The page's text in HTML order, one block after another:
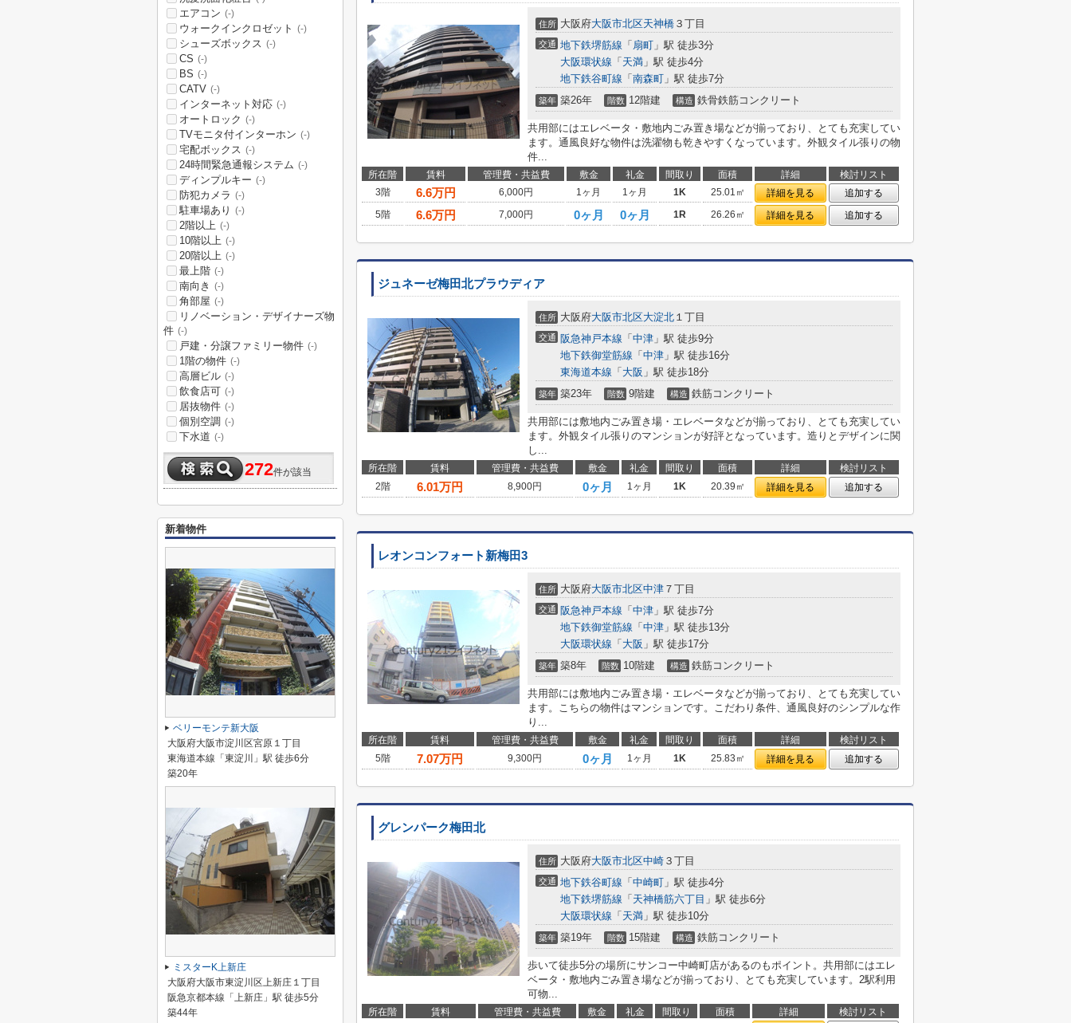
住所 大阪府大阪市北区天神橋 ３丁目
交通 地下鉄堺筋線 「 扇町 」駅 徒歩3分
大阪環状線 「 天満 」駅 徒歩4分
地下鉄谷町線 「 南森町 」駅 徒歩7分
築年 築26年 階数 12階建 構造 鉄骨鉄筋コンクリート
共用部にはエレベータ・敷地内ごみ置き場などが揃っており、とても充実してい
ます。通風良好な物件は洗濯物も乾きやすくなっています。外観タイル張りの物
件...
所在階 賃料 管理費・共益費 敷金 礼金 間取り 面積 詳細
検討リスト
3階
6.6万円 6,000円 1ヶ月 1ヶ月 1K 25.01㎡ 詳細を見る
追加する
5階
6.6万円 7,000円 0ヶ月 0ヶ月 1R 26.26㎡ 詳細を見る 追加する
ジュネーゼ梅田北プラウディア
住所 大阪府大阪市北区大淀北 １丁目
交通 阪急神戸本線 「 中津 」駅 徒歩9分
地下鉄御堂筋線 「 中津 」駅 徒歩16分
東海道本線 「 大阪 」駅 徒歩18分
築年 築23年 階数 9階建 構造 鉄筋コンクリート
共用部には敷地内ごみ置き場・エレベータなどが揃っており、とても充実してい
ます。外観タイル張りのマンションが好評となっています。造りとデザインに関
し...
所在階 賃料 管理費・共益費 敷金 礼金 間取り 面積 詳細
検討リスト
2階
6.01万円 8,900円 0ヶ月 1ヶ月 1K 20.39㎡ 詳細を見る 追加する
レオンコンフォート新梅田3
住所 大阪府大阪市北区中津 ７丁目
交通 阪急神戸本線 「 中津 」駅 徒歩7分
地下鉄御堂筋線 「 中津 」駅 徒歩13分
大阪環状線 「 大阪 」駅 徒歩17分
築年 築8年 階数 10階建 構造 鉄筋コンクリート
共用部には敷地内ごみ置き場・エレベータなどが揃っており、とても充実してい
ます。こちらの物件はマンションです。こだわり条件、通風良好のシンプルな作
り...
所在階 賃料 管理費・共益費 敷金 礼金 間取り 面積 詳細
検討リスト
5階
7.07万円 9,300円 0ヶ月 1ヶ月 1K 25.83㎡ 詳細を見る 追加する
グレンパーク梅田北
住所 大阪府大阪市北区中崎 ３丁目
交通 地下鉄谷町線 「 中崎町 」駅 徒歩4分
地下鉄堺筋線 「 天神橋筋六丁目 」駅 徒歩6分
大阪環状線 「 天満 」駅 徒歩10分
築年 築19年 階数 15階建 構造 鉄筋コンクリート
歩いて徒歩5分の場所にサンコー中崎町店があるのもポイント。共用部にはエレ
ベータ・敷地内ごみ置き場などが揃っており、とても充実しています。2駅利用
可物...
所在階 賃料 管理費・共益費 敷金 礼金 間取り 面積 詳細 検討リスト
エアコン (-)
ウォークインクロゼット (-)
シューズボックス (-)
CS (-)
BS (-)
CATV (-)
インターネット対応 (-)
オートロック (-)
TVモニタ付インターホン (-)
宅配ボックス (-)
24時間緊急通報システム (-)
ディンプルキー (-)
防犯カメラ (-)
駐車場あり (-)
2階以上 (-)
10階以上 (-)
20階以上 (-)
最上階 (-)
南向き (-)
角部屋 (-)
リノベーション・デザイナーズ物
件 (-)
戸建・分譲ファミリー物件 (-)
1階の物件 (-)
高層ビル (-)
飲食店可 (-)
居抜物件 (-)
個別空調 (-)
下水道 (-)
272件が該当
新着物件
ベリーモンテ新大阪
大阪府大阪市淀川区宮原１丁目
東海道本線「東淀川」駅 徒歩6分
築20年
ミスターK上新庄
大阪府大阪市東淀川区上新庄１丁目
阪急京都本線「上新庄」駅 徒歩5分
築44年